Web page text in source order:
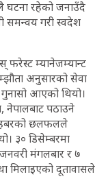
घटना रहेको जनाउँदै
समन्वय गरी स्वदेश
फरेस्ट म्यानेजम्यान्ट
अनुसारको सेवा
आएको थियो।
नेपालबाट पठाउने
छलफलले
३० डिसेम्बरमा
मंगलबार र ७
मिलाइएको दूतावासले